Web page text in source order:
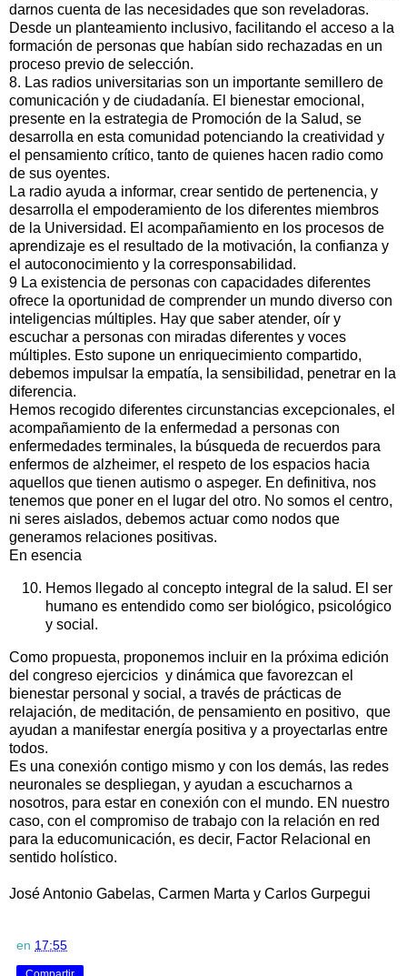
darnos cuenta de las necesidades que son reveladoras.
Desde un planteamiento inclusivo, facilitando el acceso a la
formación de personas que habían sido rechazadas en un
proceso previo de selección.
8. Las radios universitarias son un importante semillero de
comunicación y de ciudadanía. El bienestar emocional,
presente en la estrategia de Promoción de la Salud, se
desarrolla en esta comunidad potenciando la creatividad y
el pensamiento crítico, tanto de quienes hacen radio como
de sus oyentes.
La radio ayuda a informar, crear sentido de pertenencia, y
desarrolla el empoderamiento de los diferentes miembros
de la Universidad. El acompañamiento en los procesos de
aprendizaje es el resultado de la motivación, la confianza y
el autoconocimiento y la corresponsabilidad.
9 La existencia de personas con capacidades diferentes
ofrece la oportunidad de comprender un mundo diverso con
inteligencias múltiples. Hay que saber atender, oír y
escuchar a personas con miradas diferentes y voces
múltiples. Esto supone un enriquecimiento compartido,
debemos impulsar la empatía, la sensibilidad, penetrar en la
diferencia.
Hemos recogido diferentes circunstancias excepcionales, el
acompañamiento de la enfermedad a personas con
enfermedades terminales, la búsqueda de recuerdos para
enfermos de alzheimer, el respeto de los espacios hacia
aquellos que tienen autismo o aspeger. En definitiva, nos
tenemos que poner en el lugar del otro. No somos el centro,
ni seres aislados, debemos actuar como nodos que
generamos relaciones positivas.
En esencia
Hemos llegado al concepto integral de la salud. El ser
humano es entendido como ser biológico, psicológico
y social.
Como propuesta, proponemos incluir en la próxima edición
del congreso ejercicios y dinámica que favorezcan el
bienestar personal y social, a través de prácticas de
relajación, de meditación, de pensamiento en positivo, que
ayudan a manifestar energía positiva y a proyectarlas entre
todos.
Es una conexión contigo mismo y con los demás, las redes
neuronales se despliegan, y ayudan a escucharnos a
nosotros, para estar en conexión con el mundo. EN nuestro
caso, con el compromiso de trabajo con la relación en red
para la educomunicación, es decir, Factor Relacional en
sentido holístico.
José Antonio Gabelas, Carmen Marta y Carlos Gurpegui
en 17:55